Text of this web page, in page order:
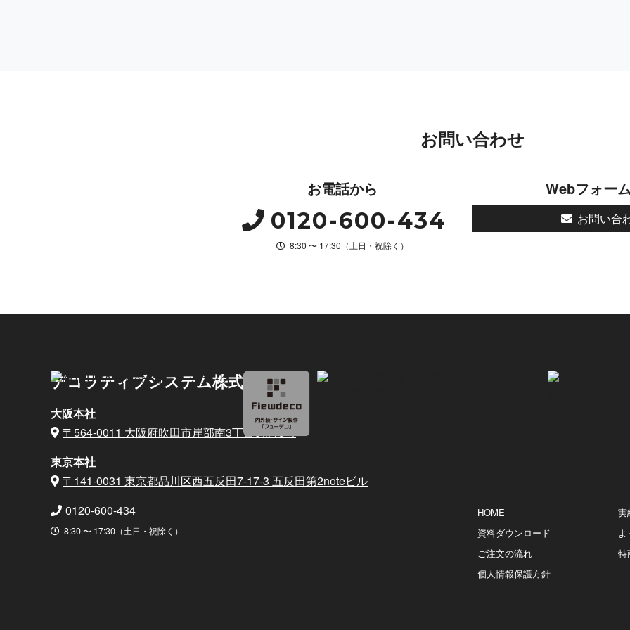
お問い合わせ
お電話から
0120-600-434
8:30 〜 17:30（土日・祝除く）
Webフォー
お問い合
デコラティブシステム株式会社
大阪本社
〒564-0011 大阪府吹田市岸部南3丁目6番15号
東京本社
〒141-0031 東京都品川区西五反田7-17-3 五反田第2noteビル
0120-600-434
8:30 〜 17:30（土日・祝除く）
HOME 実
資料ダウンロード
ご注文の流れ
特
個人情報保護方針